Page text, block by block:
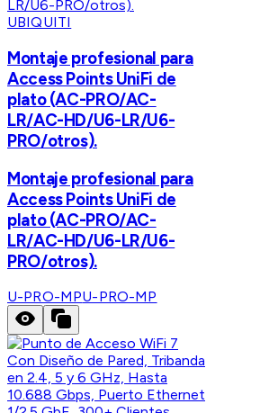
UBIQUITI
Montaje profesional para
Access Points UniFi de
plato (AC-PRO/AC-
LR/AC-HD/U6-LR/U6-
PRO/otros).
Montaje profesional para
Access Points UniFi de
plato (AC-PRO/AC-
LR/AC-HD/U6-LR/U6-
PRO/otros).
U-PRO-MPU-PRO-MP